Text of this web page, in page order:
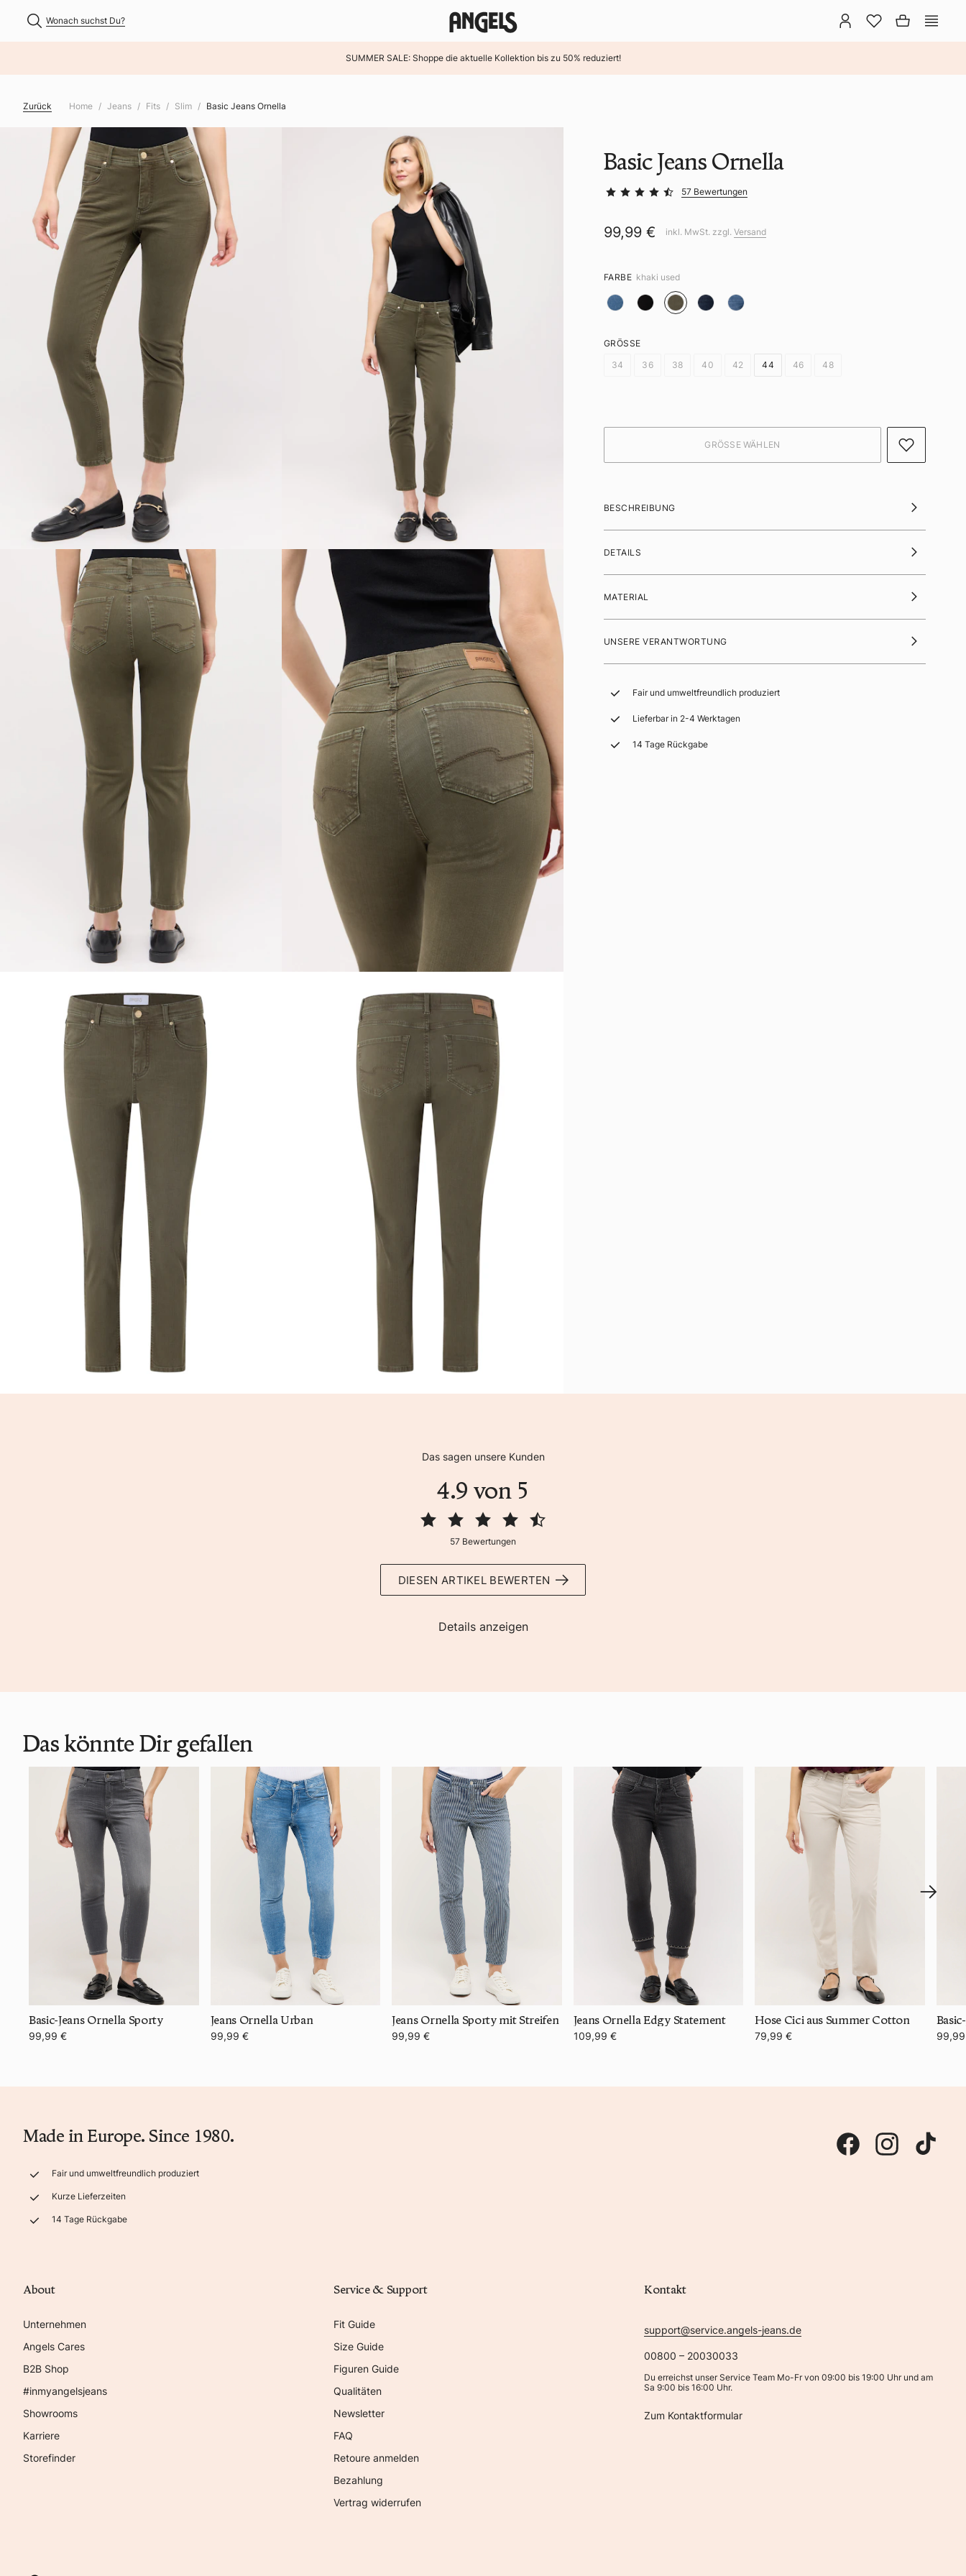
Wonach suchst Du?
SUMMER SALE: Shoppe die aktuelle Kollektion bis zu 50% reduziert!
Zurück Home Jeans Fits Slim Basic Jeans Ornella
Basic Jeans Ornella
57 Bewertungen
99,99 € inkl. MwSt. zzgl. Versand
FARBE khaki used
GRÖSSE
34
36 38 40 42 44 46 48
BESCHREIBUNG
DETAILS
MATERIAL
UNSERE VERANTWORTUNG
Fair und umweltfreundlich produziert
Lieferbar in 2-4 Werktagen
14 Tage Rückgabe
Das sagen unsere Kunden
4.9 von 5
57 Bewertungen
DIESEN ARTIKEL BEWERTEN
Details anzeigen
Das könnte Dir gefallen
Basic-Jeans Ornella Sporty
99,99 €
Jeans Ornella Urban
99,99 €
Jeans Ornella Sporty mit Streifen
99,99 €
Jeans Ornella Edgy Statement
109,99 €
Hose Cici aus Summer Cotton
79,99 €
Made in Europe. Since 1980.
Fair und umweltfreundlich produziert
Kurze Lieferzeiten
14 Tage Rückgabe
About
Unternehmen
Angels Cares
B2B Shop
#inmyangelsjeans
Showrooms
Karriere
Storefinder
Service & Support
Fit Guide
Size Guide
Figuren Guide
Qualitäten
Newsletter
FAQ
Retoure anmelden
Bezahlung
Vertrag widerrufen
Kontakt
support@service.angels-jeans.de
00800 – 20030033
Du erreichst unser Service Team Mo-Fr von 09:00 bis 19:00 Uhr und am
Sa 9:00 bis 16:00 Uhr.
Zum Kontaktformular